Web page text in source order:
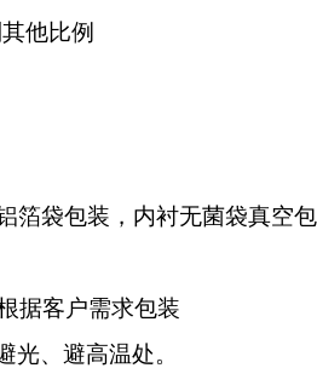
他比例
箔袋包装，内衬无菌袋真空包
据客户需求包装
光、避高温处。